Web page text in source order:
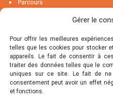
Gérer le
Pour offrir les meilleures
telles que les cookies pour stocker
appareils. Le fait de consentir à
traiter des données telles que le
uniques sur ce site. Le fait de
consentement peut avoir un effet
et fonctions.
Parcours
La psychothérapie…
MENU
Le groupe de thérapie
Blog
Articles